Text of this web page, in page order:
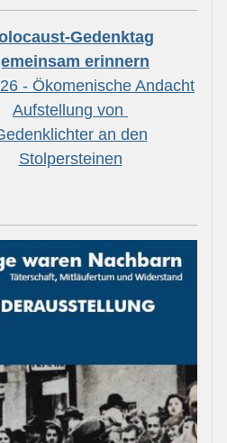
Gedenktag
erinnern
- Ökomenische Andacht
Aufstellung von
an den
Stolpersteinen